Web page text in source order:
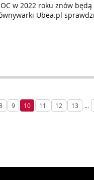
w 2022 roku znów
Ubea.pl
9 10 11 12 13 ...